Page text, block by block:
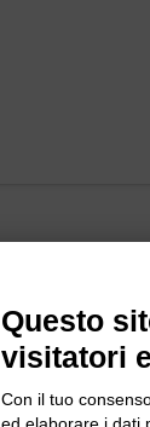
Questo
visitatori
Con il tuo